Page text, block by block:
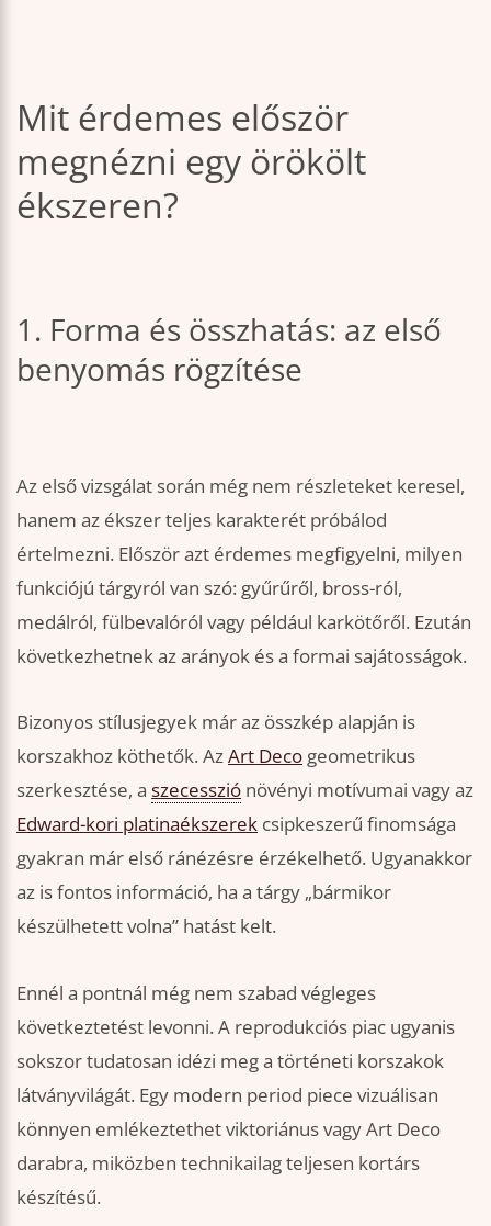
Mit érdemes először
megnézni egy örökölt
ékszeren?
1. Forma és összhatás: az első
benyomás rögzítése
Az első vizsgálat során még nem részleteket keresel,
hanem az ékszer teljes karakterét próbálod
értelmezni. Először azt érdemes megfigyelni, milyen
funkciójú tárgyról van szó: gyűrűről, bross-ról,
medálról, fülbevalóról vagy például karkötőről. Ezután
következhetnek az arányok és a formai sajátosságok.
Bizonyos stílusjegyek már az összkép alapján is
korszakhoz köthetők. AzArt Deco geometrikus
szerkesztése, a szecesszió növényi motívumai vagy az
Edward-kori platinaékszerek csipkeszerű finomsága
gyakran már első ránézésre érzékelhető. Ugyanakkor
az is fontos információ, ha a tárgy „bármikor
készülhetett volna” hatást kelt.
Ennél a pontnál még nem szabad végleges
következtetést levonni. A reprodukciós piac ugyanis
sokszor tudatosan idézi meg a történeti korszakok
látványvilágát. Egy modern period piece vizuálisan
könnyen emlékeztethet viktoriánus vagy Art Deco
darabra, miközben technikailag teljesen kortárs
készítésű.